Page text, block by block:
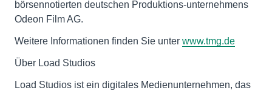
börsennotierten deutschen Produktions-unternehmens
Odeon Film AG.
Weitere Informationen finden Sie unter www.tmg.de
Über Load Studios
Load Studios ist ein digitales Medienunternehmen, das